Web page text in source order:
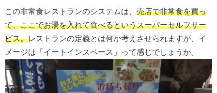
この非常食レストランのシステムは、 売店で非常食を買っ
て、ここでお湯を入れて食べるというスーパーセルフサー
ビス。レストランの定義とは何か考えさせられますが、イ
メージは「イートインスペース」って感じでしょうか。